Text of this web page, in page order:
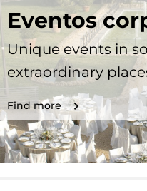
Eventos
Unique events in
extraordinary
Find more